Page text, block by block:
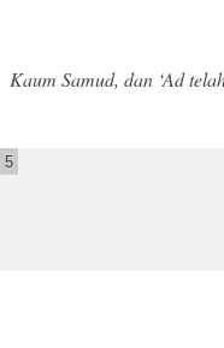
Kaum Samud, dan ‘Ad
5